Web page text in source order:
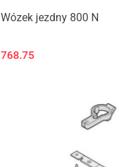
Wózek jezdny 800 N
768.75